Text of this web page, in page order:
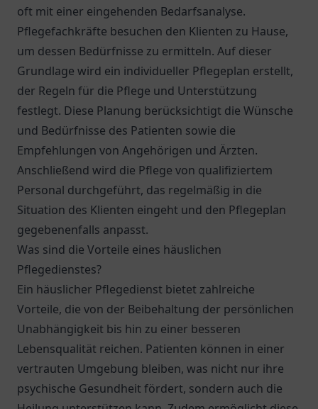
oft mit einer eingehenden Bedarfsanalyse.
Pflegefachkräfte besuchen den Klienten zu Hause,
um dessen Bedürfnisse zu ermitteln. Auf dieser
Grundlage wird ein individueller Pflegeplan erstellt,
der Regeln für die Pflege und Unterstützung
festlegt. Diese Planung berücksichtigt die Wünsche
und Bedürfnisse des Patienten sowie die
Empfehlungen von Angehörigen und Ärzten.
Anschließend wird die Pflege von qualifiziertem
Personal durchgeführt, das regelmäßig in die
Situation des Klienten eingeht und den Pflegeplan
gegebenenfalls anpasst.
Was sind die Vorteile eines häuslichen
Pflegedienstes?
Ein häuslicher Pflegedienst bietet zahlreiche
Vorteile, die von der Beibehaltung der persönlichen
Unabhängigkeit bis hin zu einer besseren
Lebensqualität reichen. Patienten können in einer
vertrauten Umgebung bleiben, was nicht nur ihre
psychische Gesundheit fördert, sondern auch die